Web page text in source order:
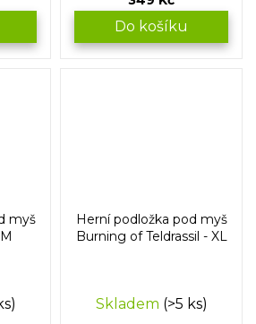
Do košíku
myš
Herní podložka pod myš
Burning of Teldrassil - XL
Skladem (>5 ks)